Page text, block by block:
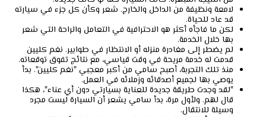
لامعة ونظيفة من الداخل والخارج. شعر وكأن كل جزء في سيارته
قد عاد للحياة.
لكن ما فاجأه أكثر هو الاحترافية في التعامل والراحة التي شعر
بها خلال الخدمة.
لم يضطر إلى مغادرة منزله أو الانتظار في طوابير. نغم كليين
قدمت له خدمة مريحة في وقت قياسي، مع نتائج تفوق توقعاته.
منذ تلك التجربة، أصبح سامي من أكبر معجبي "نغم كليين". بدأ
يوصي بها لجميع أصدقائه وزملائه في العمل.
"لقد وجدت طريقة جديدة للعناية بسيارتي دون أي عناء"، هكذا
قال لهم. ولأول مرة، بدأ سامي يشعر أن السيارة ليست مجرد
وسيلة للانتقال.